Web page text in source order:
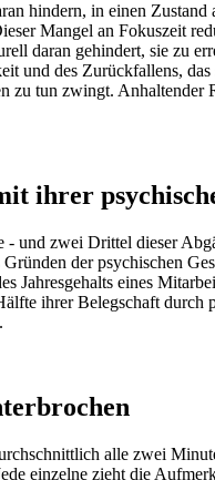
hindern, in einen
Mangel an Fokuszeit
daran gehindert, sie zu
des Zurückfallens,
tun zwingt. Anhaltender
ihrer
- und zwei Drittel dieser
der psychischen
eines
ihrer Belegschaft
alle zwei
einzelne zieht die